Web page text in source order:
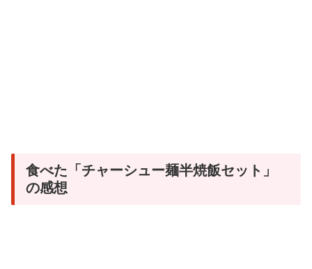
食べた「チャーシュー麺半焼飯セット」
の感想